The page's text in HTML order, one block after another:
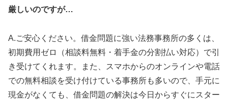
厳しいのですが…
A.ご安心ください。借金問題に強い法務事務所の多くは、
初期費用ゼロ（相談料無料・着手金の分割払い対応）で引
き受けてくれます。また、スマホからのオンラインや電話
での無料相談を受け付けている事務所も多いので、手元に
現金がなくても、借金問題の解決は今日からすぐにスター